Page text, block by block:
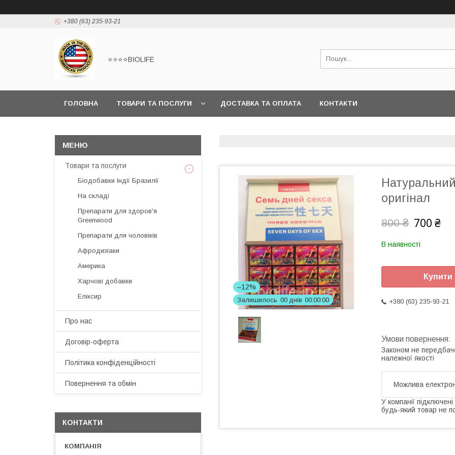
+380 (63) 235-93-21
⭐⭐⭐⭐BIOLIFE
ГОЛОВНА ТОВАРИ ТА ПОСЛУГИ ДОСТАВКА ТА ОПЛАТА КОНТАКТИ
–12%
Залишилось 00 днів 00 00 00
оригінал
800 ₴ 700 ₴
В наявності
Купити
+380 (63) 235-93-21
Законом не
належної якості
У компанії
будь-який товар не
Товари та послуги
Біодобавки Індії Бразилії
На складі
Препарати для здоров'я
Greenwood
Препарати для чоловіків
Афродизіаки
Америка
Харчові добавки
Еліксир
Про нас
Договір-оферта
Політика конфіденційності
Повернення та обмін
КОНТАКТИ